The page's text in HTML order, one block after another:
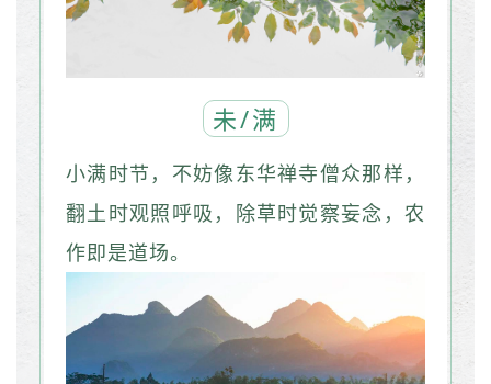
未/满
小满时节，不妨像东华禅寺僧众那样，
翻土时观照呼吸，除草时觉察妄念，农
作即是道场。